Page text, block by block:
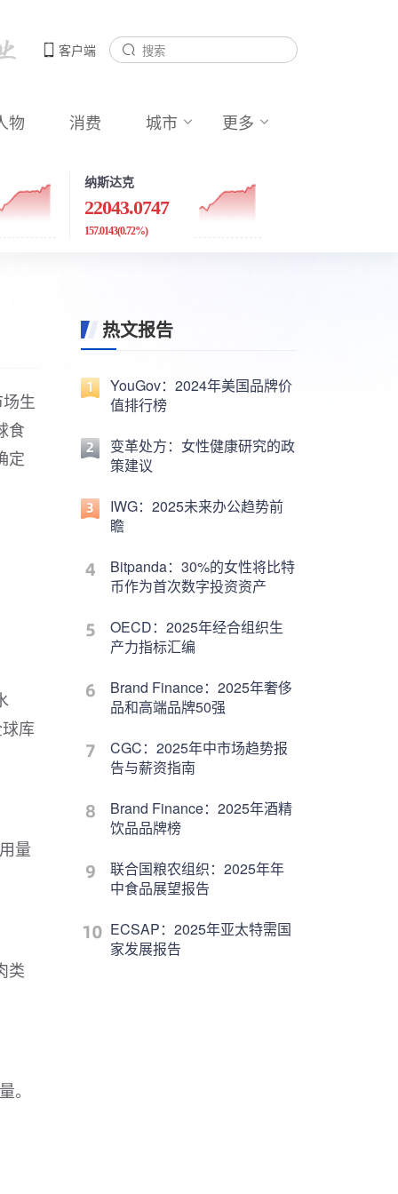
客户端
物 消费 城市 更多
纳斯达克
22043.0747
157.0143(0.72%)
生
食
定
库
量
类
。
热文报告
YouGov：2024年美国品牌价
值排行榜
变革处方：女性健康研究的政
策建议
IWG：2025未来办公趋势前
瞻
Bitpanda：30%的女性将比特
币作为首次数字投资资产
OECD：2025年经合组织生
产力指标汇编
Brand Finance：2025年奢侈
品和高端品牌50强
CGC：2025年中市场趋势报
告与薪资指南
Brand Finance：2025年酒精
饮品品牌榜
联合国粮农组织：2025年年
中食品展望报告
ECSAP：2025年亚太特需国
家发展报告